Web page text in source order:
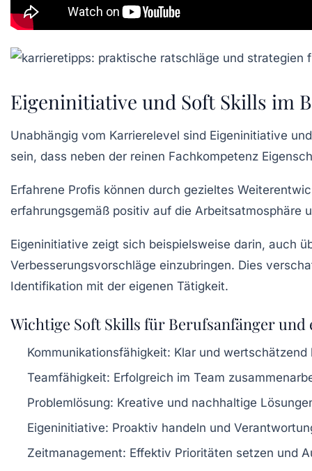
Eigeninitiative und Soft Skills im
Unabhängig vom Karrierelevel sind Eigeninitiative
sein, dass neben der reinen Fachkompetenz
Erfahrene Profis können durch gezieltes
erfahrungsgemäß positiv auf die Arbeitsatmosphäre
Eigeninitiative zeigt sich beispielsweise darin, auch
Verbesserungsvorschläge einzubringen. Dies
Identifikation mit der eigenen Tätigkeit.
Wichtige Soft Skills für Berufsanfänger
Kommunikationsfähigkeit: Klar und wertschätzend
Teamfähigkeit: Erfolgreich im Team
Problemlösung: Kreative und nachhaltige
Eigeninitiative: Proaktiv handeln und
Zeitmanagement: Effektiv Prioritäten setzen und